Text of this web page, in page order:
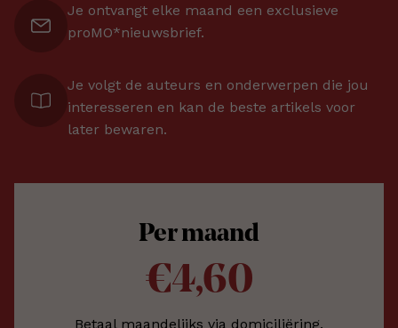
Je ontvangt elke maand een exclusieve
proMO*nieuwsbrief.
Je volgt de auteurs en onderwerpen die jou
interesseren en kan de beste artikels voor
later bewaren.
Per maand
€4,60
Betaal maandelijks via domiciliëring.